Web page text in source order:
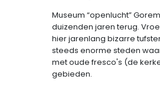
Museum “openlucht”
duizenden jaren terug.
hier jarenlang bizarre
steeds enorme steden
met oude fresco's (de
gebieden.